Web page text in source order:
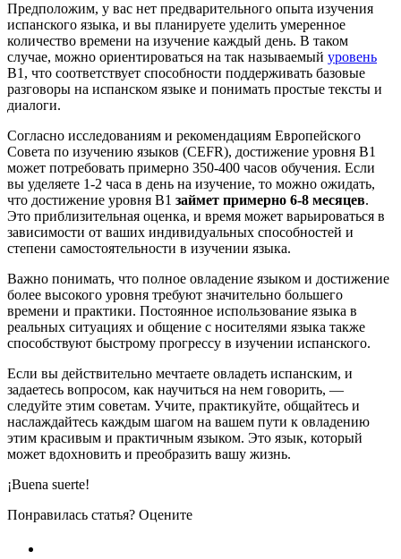
Предположим, у вас нет предварительного опыта изучения
испанского языка, и вы планируете уделить умеренное
количество времени на изучение каждый день. В таком
случае, можно ориентироваться на так называемый уровень
B1, что соответствует способности поддерживать базовые
разговоры на испанском языке и понимать простые тексты и
диалоги.
Согласно исследованиям и рекомендациям Европейского
Совета по изучению языков (CEFR), достижение уровня B1
может потребовать примерно 350-400 часов обучения. Если
вы уделяете 1-2 часа в день на изучение, то можно ожидать,
что достижение уровня B1 займет примерно 6-8 месяцев.
Это приблизительная оценка, и время может варьироваться в
зависимости от ваших индивидуальных способностей и
степени самостоятельности в изучении языка.
Важно понимать, что полное овладение языком и достижение
более высокого уровня требуют значительно большего
времени и практики. Постоянное использование языка в
реальных ситуациях и общение с носителями языка также
способствуют быстрому прогрессу в изучении испанского.
Если вы действительно мечтаете овладеть испанским, и
задаетесь вопросом, как научиться на нем говорить, —
следуйте этим советам. Учите, практикуйте, общайтесь и
наслаждайтесь каждым шагом на вашем пути к овладению
этим красивым и практичным языком. Это язык, который
может вдохновить и преобразить вашу жизнь.
¡Buena suerte!
Понравилась статья? Оцените